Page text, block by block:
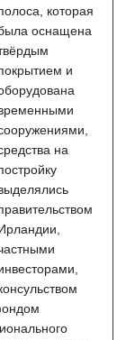
которая
оснащена
и
на